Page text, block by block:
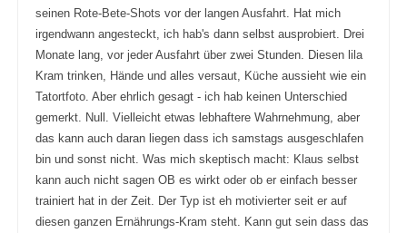
seinen Rote-Bete-Shots vor der langen Ausfahrt. Hat mich
irgendwann angesteckt, ich hab's dann selbst ausprobiert. Drei
Monate lang, vor jeder Ausfahrt über zwei Stunden. Diesen lila
Kram trinken, Hände und alles versaut, Küche aussieht wie ein
Tatortfoto. Aber ehrlich gesagt - ich hab keinen Unterschied
gemerkt. Null. Vielleicht etwas lebhaftere Wahrnehmung, aber
das kann auch daran liegen dass ich samstags ausgeschlafen
bin und sonst nicht. Was mich skeptisch macht: Klaus selbst
kann auch nicht sagen OB es wirkt oder ob er einfach besser
trainiert hat in der Zeit. Der Typ ist eh motivierter seit er auf
diesen ganzen Ernährungs-Kram steht. Kann gut sein dass das